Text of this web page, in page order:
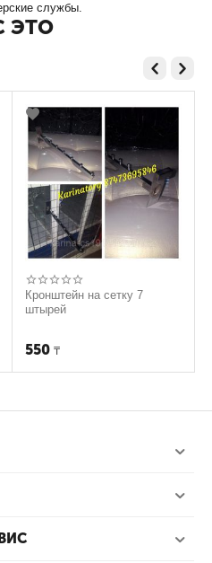
службы.
ЭТО
Кронштейн на сетку 7
штырей
550 ₸